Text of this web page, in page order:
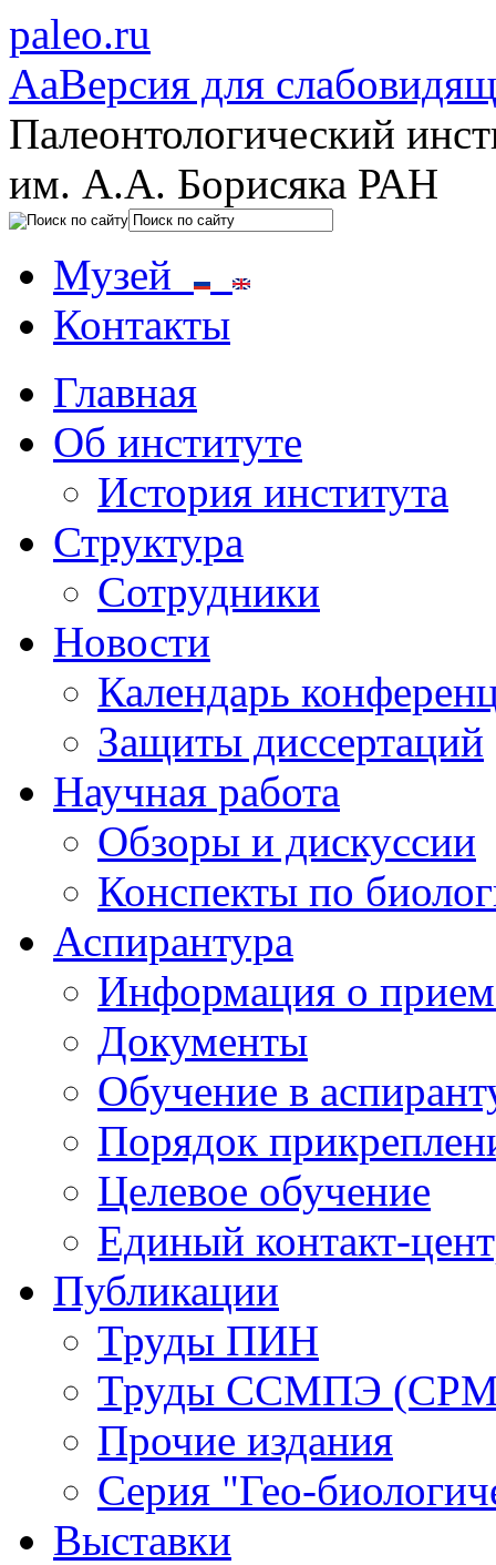
paleo.ru
AaВерсия для
Палеонтологический
им. А.А. Борисяка РАН
Музей
Контакты
Главная
Об институте
История института
Структура
Сотрудники
Новости
Календарь
Защиты диссертаций
Научная работа
Обзоры и дискуссии
Конспекты по
Аспирантура
Информация о
Документы
Обучение в
Порядок
Целевое обучение
Единый контакт-
Публикации
Труды ПИН
Труды ССМПЭ
Прочие издания
Серия "Гео-
Выставки